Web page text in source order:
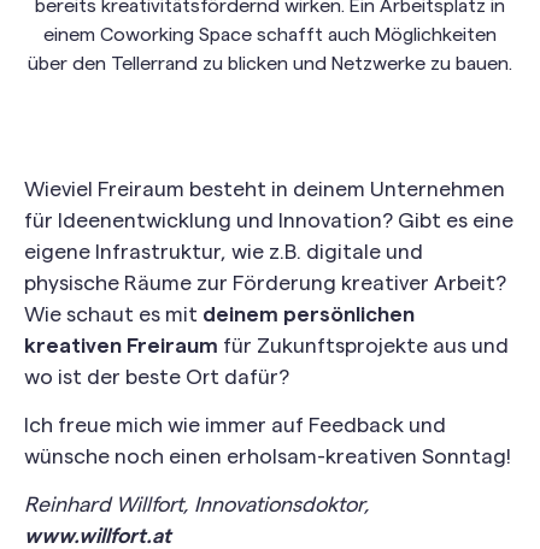
bereits kreativitätsfördernd wirken. Ein Arbeitsplatz in
einem Coworking Space schafft auch Möglichkeiten
über den Tellerrand zu blicken und Netzwerke zu bauen.
Wieviel Freiraum besteht in deinem Unternehmen
für Ideenentwicklung und Innovation? Gibt es eine
eigene Infrastruktur, wie z.B. digitale und
physische Räume zur Förderung kreativer Arbeit?
Wie schaut es mit deinem persönlichen
kreativen Freiraum für Zukunftsprojekte aus und
wo ist der beste Ort dafür?
Ich freue mich wie immer auf Feedback und
wünsche noch einen erholsam-kreativen Sonntag!
Reinhard Willfort, Innovationsdoktor,
www.willfort.at